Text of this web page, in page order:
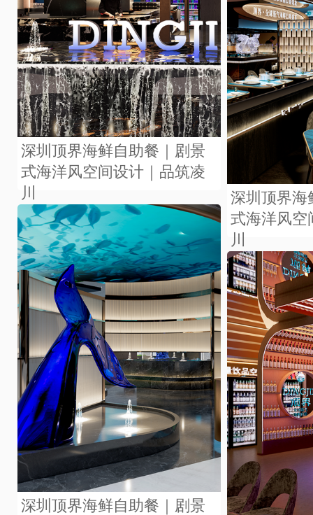
深圳顶界海鲜自助餐｜剧景
式海洋风空间设计｜品筑凌
川
深圳顶界海
式海洋风空
川
深圳顶界海鲜自助餐｜剧景